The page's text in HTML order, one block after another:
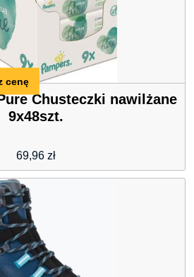
Chusteczki nawilżane
9x48szt.
69,96 zł
cenę